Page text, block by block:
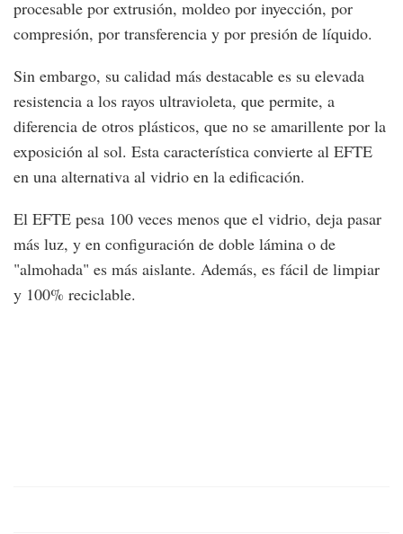
procesable por extrusión, moldeo por inyección, por
compresión, por transferencia y por presión de líquido.
Sin embargo, su calidad más destacable es su elevada
resistencia a los rayos ultravioleta, que permite, a
diferencia de otros plásticos, que no se amarillente por la
exposición al sol. Esta característica convierte al EFTE
en una alternativa al vidrio en la edificación.
El EFTE pesa 100 veces menos que el vidrio, deja pasar
más luz, y en configuración de doble lámina o de
"almohada" es más aislante. Además, es fácil de limpiar
y 100% reciclable.